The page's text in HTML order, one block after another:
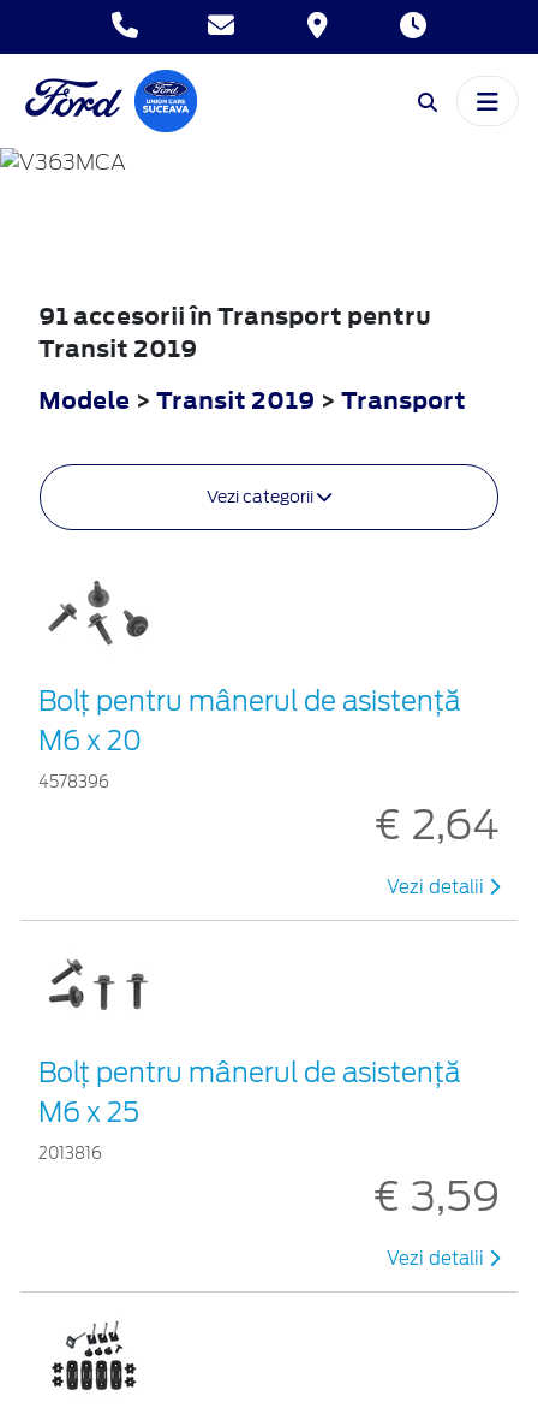
TRANSIT
91 accesorii în Transport pentru
Transit 2019
Modele > Transit 2019 > Transport
Vezi categorii
Bolț pentru mânerul de asistență
M6 x 20
4578396
€ 2,64
Vezi detalii
Bolț pentru mânerul de asistență
M6 x 25
2013816
€ 3,59
Vezi detalii